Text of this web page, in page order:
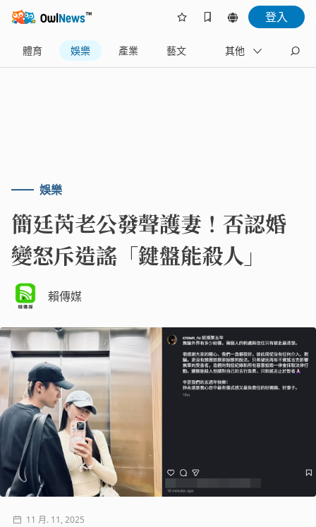
登入
體育 娛樂 產業 藝文 地方
其他
娛樂
簡廷芮老公發聲護妻！否認婚
變怒斥造謠「鍵盤能殺人」
賴傳媒
11 月. 11, 2025